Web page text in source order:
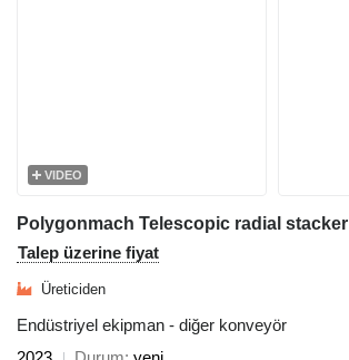
VIDEO
Polygonmach Telescopic radial stacker
Talep üzerine fiyat
Üreticiden
Endüstriyel ekipman - diğer konveyör